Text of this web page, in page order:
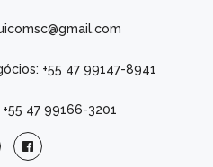
+55 47 99147-8941
47 99166-3201